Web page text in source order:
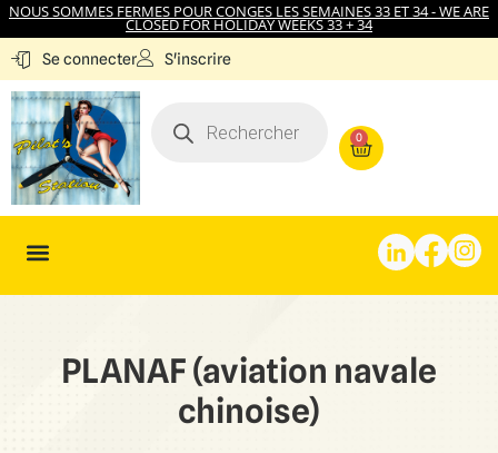
NOUS SOMMES FERMES POUR CONGES LES SEMAINES 33 ET 34 - WE ARE
CLOSED FOR HOLIDAY WEEKS 33 + 34
Se connecter S'inscrire
0
PLANAF (aviation navale
chinoise)